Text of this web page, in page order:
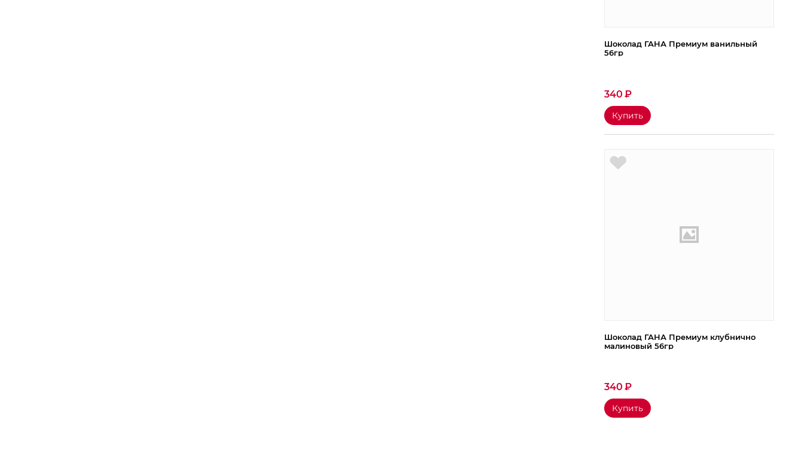
Шоколад ГАНА Премиум ванильный
56гр
340 ₽
Купить
Шоколад ГАНА Премиум клубнично
малиновый 56гр
340 ₽
Купить